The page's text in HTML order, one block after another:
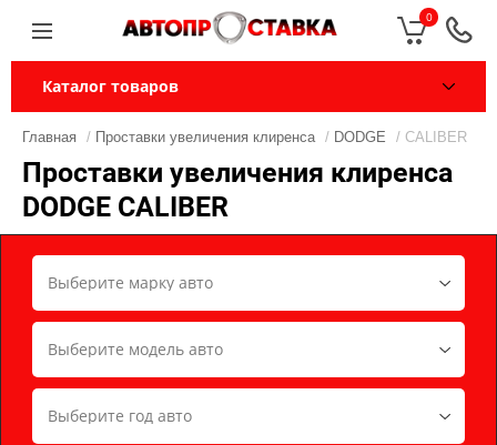
0
Каталог товаров
Главная / Проставки увеличения клиренса / DODGE / CALIBER
Проставки увеличения клиренса
DODGE CALIBER